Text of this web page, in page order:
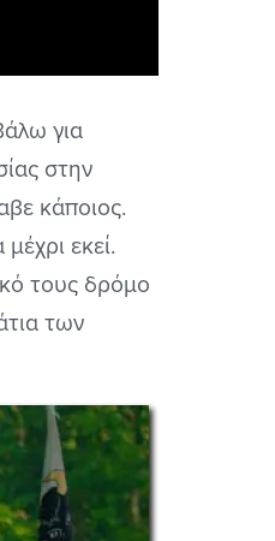
για
στην
κάποιος.
εκεί.
τους δρόμο
των